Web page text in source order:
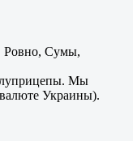
Ровно, Сумы,
Мы
Украины).